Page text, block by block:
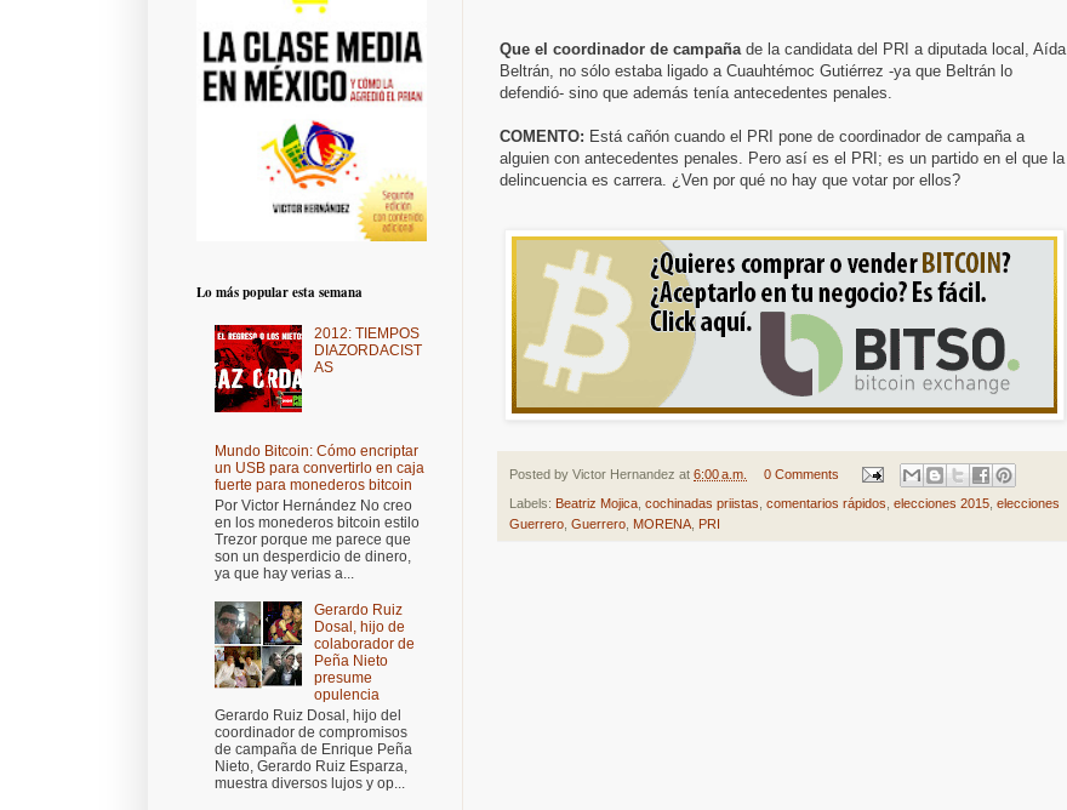
Que el coordinador de campaña de la candidata del PRI a diputada local, Aída
Beltrán, no sólo estaba ligado a Cuauhtémoc Gutiérrez -ya que Beltrán lo
defendió- sino que además tenía antecedentes penales.
COMENTO: Está cañón cuando el PRI pone de coordinador de campaña a
alguien con antecedentes penales. Pero así es el PRI; es un partido en el que la
delincuencia es carrera. ¿Ven por qué no hay que votar por ellos?
Posted by Victor Hernandez at 6:00 a.m. 0 Comments
Labels: Beatriz Mojica cochinadas priistas comentarios rápidos elecciones 2015 elecciones
Guerrero Guerrero MORENA PRI
Lo más popular esta semana
2012: TIEMPOS
DIAZORDACIST
AS
Mundo Bitcoin: Cómo encriptar
un USB para convertirlo en caja
fuerte para monederos bitcoin
Por Victor Hernández No creo
en los monederos bitcoin estilo
Trezor porque me parece que
son un desperdicio de dinero,
ya que hay verias a...
Gerardo Ruiz
Dosal, hijo de
colaborador de
Peña Nieto
presume
opulencia
Gerardo Ruiz Dosal, hijo del
coordinador de compromisos
de campaña de Enrique Peña
Nieto, Gerardo Ruiz Esparza,
muestra diversos lujos y op...